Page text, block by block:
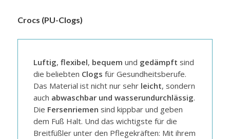
Crocs (PU-Clogs)
Luftig, flexibel, bequem und gedämpft sind
die beliebten Clogs für Gesundheitsberufe.
Das Material ist nicht nur sehr leicht, sondern
auch abwaschbar und wasserundurchlässig.
Die Fersenriemen sind kippbar und geben
dem Fuß Halt. Und das wichtigste für die
Breitfüßler unter den Pflegekräften: Mit ihrem